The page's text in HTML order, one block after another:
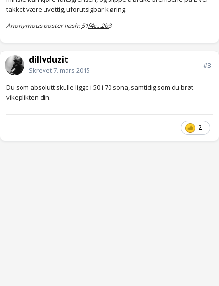
takket være uvettig, uforutsigbar kjøring.
Anonymous poster hash:51f4c...2b3
dillyduzit
Skrevet7. mars 2015
#3
Du som absolutt skulle ligge i 50 i 70 sona, samtidig som du brøt
vikeplikten din.
2